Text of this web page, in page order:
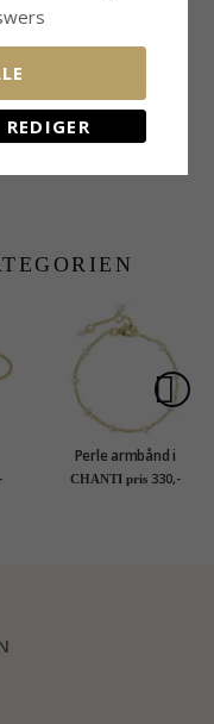
Perle armbånd i
forgyldt sølv
CHANTI pris 330,-
REDIGER